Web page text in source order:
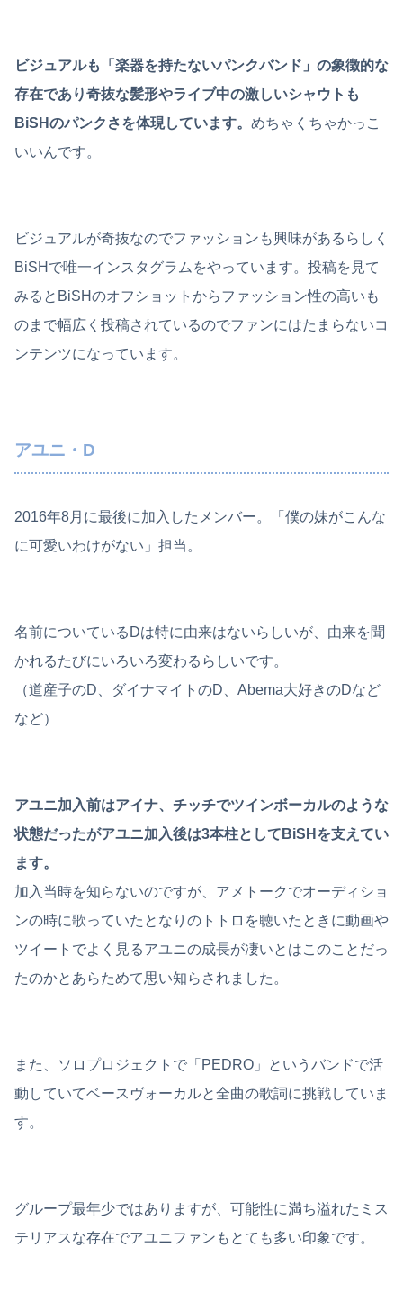
ビジュアルも「楽器を持たないパンクバンド」の象徴的な
存在であり奇抜な髪形やライブ中の激しいシャウトも
BiSHのパンクさを体現しています。 めちゃくちゃかっこ
いいんです。
ビジュアルが奇抜なのでファッションも興味があるらしく
BiSHで唯一インスタグラムをやっています。投稿を見て
みるとBiSHのオフショットからファッション性の高いも
のまで幅広く投稿されているのでファンにはたまらないコ
ンテンツになっています。
アユニ・D
2016年8月に最後に加入したメンバー。「僕の妹がこんな
に可愛いわけがない」担当。
名前についているDは特に由来はないらしいが、由来を聞
かれるたびにいろいろ変わるらしいです。
（道産子のD、ダイナマイトのD、Abema大好きのDなど
など）
アユニ加入前はアイナ、チッチでツインボーカルのような
状態だったがアユニ加入後は3本柱としてBiSHを支えてい
ます。
加入当時を知らないのですが、アメトークでオーディショ
ンの時に歌っていたとなりのトトロを聴いたときに動画や
ツイートでよく見るアユニの成長が凄いとはこのことだっ
たのかとあらためて思い知らされました。
また、ソロプロジェクトで「PEDRO」というバンドで活
動していてベースヴォーカルと全曲の歌詞に挑戦していま
す。
グループ最年少ではありますが、可能性に満ち溢れたミス
テリアスな存在でアユニファンもとても多い印象です。